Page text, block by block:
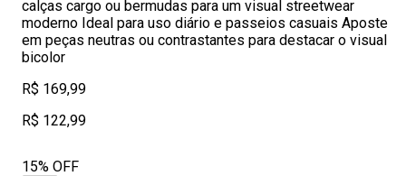
calças cargo ou bermudas para um visual streetwear
moderno Ideal para uso diário e passeios casuais Aposte
em peças neutras ou contrastantes para destacar o visual
bicolor
R$ 169,99
R$ 122,99
15% OFF